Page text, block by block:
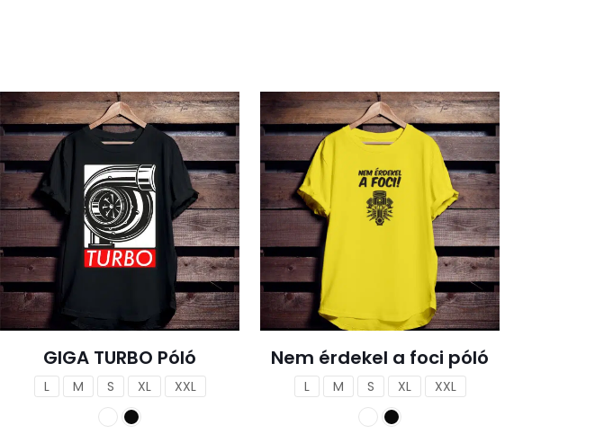
GIGA TURBO Póló
L M S XL XXL
Nem érdekel a foci póló
L M S XL XXL